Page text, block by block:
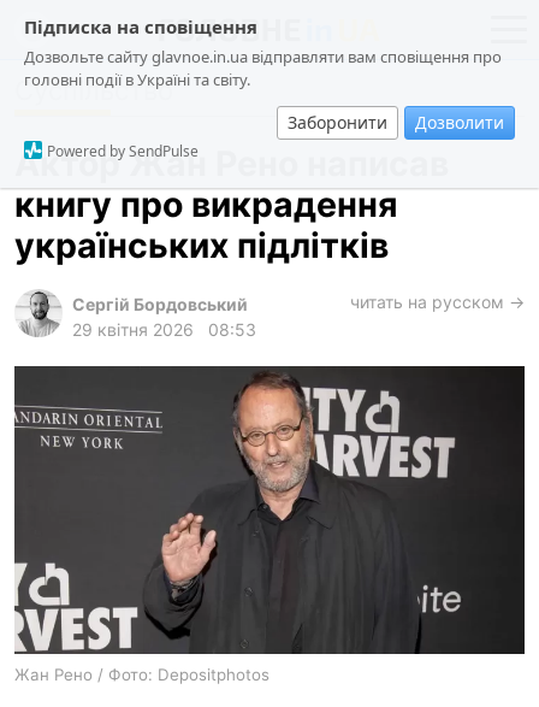
Підписка на сповіщення
Дозвольте сайту glavnoe.in.ua відправляти вам сповіщення про
головні події в Україні та світу.
Заборонити Дозволити
Powered by SendPulse
новини
про проєкт
суспільство
події
кримінал
лонгріди
харків
архів
gambling
ua
Суспільство
Актор Жан Рено написав
книгу про викрадення
українських підлітків
Сергій Бордовський
29 квітня 2026
08:53
читать на русском →
Жан Рено / Фото: Depositphotos